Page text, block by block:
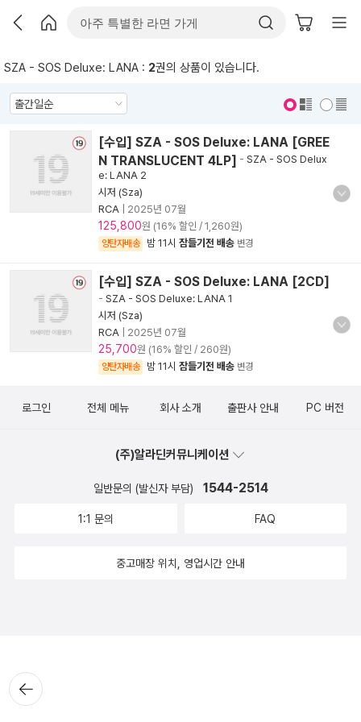
SZA - SOS Deluxe: LANA : 2권의 상품이 있습니다.
[수입] SZA - SOS Deluxe: LANA [GREE
N TRANSLUCENT 4LP] - SZA - SOS Delux
e: LANA 2
시저 (Sza)
RCA
2025년 07월
125,800원 (16% 할인 / 1,260원)
양탄자배송 밤 11시 잠들기전 배송 변경
[수입] SZA - SOS Deluxe: LANA [2CD]
- SZA - SOS Deluxe: LANA 1
시저 (Sza)
RCA
2025년 07월
25,700원 (16% 할인 / 260원)
양탄자배송 밤 11시 잠들기전 배송 변경
뒤로가
기
로그인 전체 메뉴 회사 소개 출판사 안내 PC 버전
(주)알라딘커뮤니케이션
일반문의 (발신자 부담) 1544-2514
1:1 문의 FAQ
중고매장 위치, 영업시간 안내